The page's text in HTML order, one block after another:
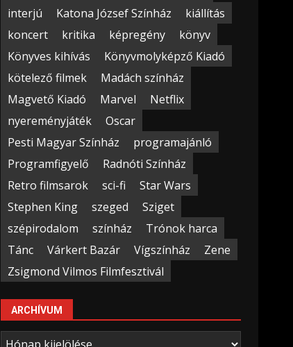
interjú
Katona József Színház
kiállítás
koncert
kritika képregény
könyv
Könyves kihívás
Könyvmolyképző Kiadó
kötelező filmek
Madách színház
Magvető Kiadó
Marvel
Netflix
nyereményjáték
Oscar
Pesti Magyar Színház
programajánló
Programfigyelő
Radnóti Színház
Retro filmsarok
sci-fi
Star Wars
Stephen King
szeged
Sziget
szépirodalom
színház
Trónok harca
Tánc
Várkert Bazár Vígszínház
Zene
Zsigmond Vilmos Filmfesztivál
ARCHÍVUM
Archívum